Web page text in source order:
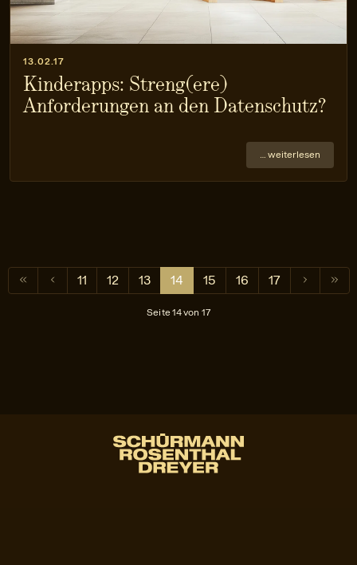
13.02.17
Kinderapps: Streng(ere)
Anforderungen an den Datenschutz?
… weiterlesen
11 12 13 14 15 16 17
Seite 14 von 17